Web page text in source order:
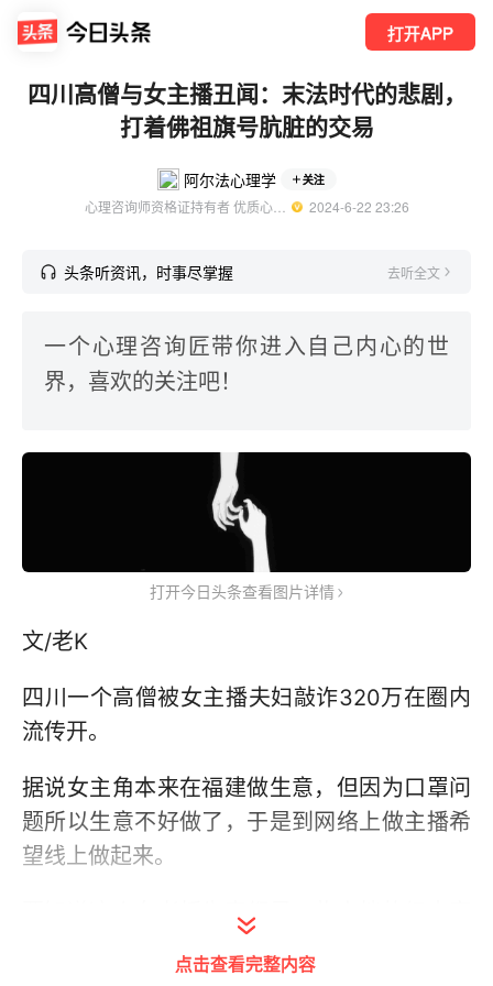
打开APP
四川高僧与女主播丑闻：末法时代的悲剧，
打着佛祖旗号肮脏的交易
阿尔法心理学 关注
心理咨询师资格证持有者 优质心理领域创作者
  2024-6-22 23:26
头条听资讯，时事尽掌握 去听全文
一个心理咨询匠带你进入自己内心的世
界，喜欢的关注吧！
打开今日头条查看图片详情
文/老K
四川一个高僧被女主播夫妇敲诈320万在圈内
流传开。
据说女主角本来在福建做生意，但因为口罩问
题所以生意不好做了，于是到网络上做主播希
望线上做起来。
要知道这个女老板生意都是一些高档的红木家
动不动就是几万的订单，最后成了“榜一大
点击查看完整内容